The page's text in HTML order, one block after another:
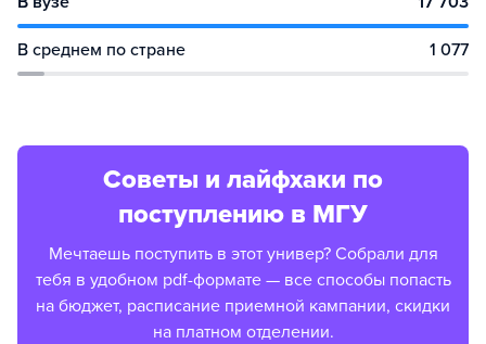
В среднем по стране 1 077
Советы и лайфхаки по
поступлению в МГУ
Мечтаешь поступить в этот универ? Собрали для
тебя в удобном pdf-формате — все способы попасть
на бюджет, расписание приемной кампании, скидки
на платном отделении.